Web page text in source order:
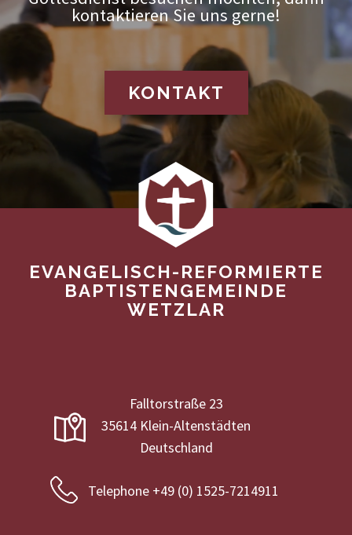
kontaktieren Sie uns gerne!
KONTAKT
EVANGELISCH-REFORMIERTE
BAPTISTENGEMEINDE
WETZLAR
Falltorstraße 23
35614 Klein-Altenstädten
Deutschland
Telephone +49 (0) 1525-7214911